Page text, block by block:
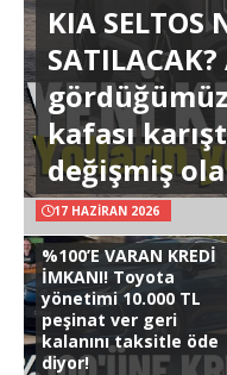
KIA SELTOS
kafası
değişmiş
17 HAZIRAN 2026
%100’E VARAN KREDİ
İMKANI! Toyota
yönetimi 10.000 TL
peşinat ver geri
kalanını taksitle öde
diyor!